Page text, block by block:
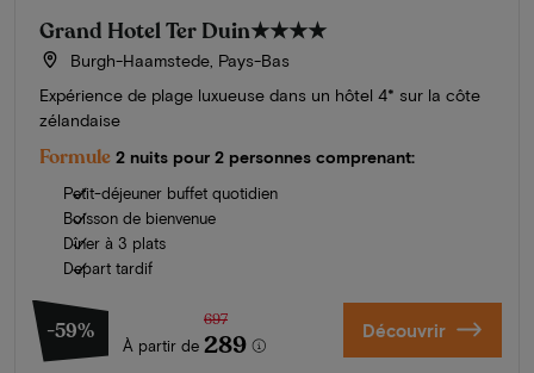
Grand Hotel Ter Duin★★★★
Burgh-Haamstede, Pays-Bas
Expérience de plage luxueuse dans un hôtel 4* sur la côte
zélandaise
Formule 2 nuits pour 2 personnes comprenant:
Petit-déjeuner buffet quotidien
Boisson de bienvenue
Dîner à 3 plats
Depart tardif
-59%
À partir de
697
289 Découvrir